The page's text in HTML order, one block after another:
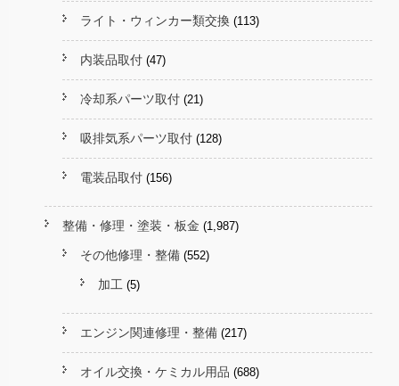
ライト・ウィンカー類交換 (113)
内装品取付 (47)
冷却系パーツ取付 (21)
吸排気系パーツ取付 (128)
電装品取付 (156)
整備・修理・塗装・板金 (1,987)
その他修理・整備 (552)
加工 (5)
エンジン関連修理・整備 (217)
オイル交換・ケミカル用品 (688)